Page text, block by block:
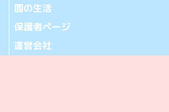
園の生活
保護者ページ
運営会社